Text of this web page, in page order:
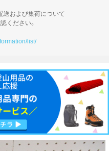
送および集荷について
ください。
list/